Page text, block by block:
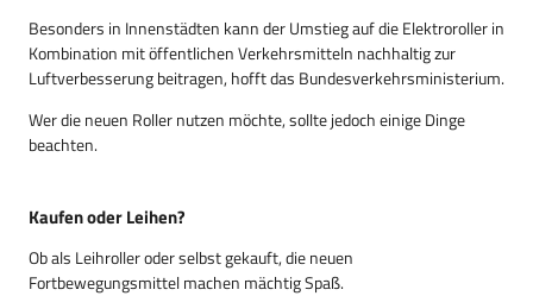
Besonders in Innenstädten kann der Umstieg auf die Elektroroller in
Kombination mit öffentlichen Verkehrsmitteln nachhaltig zur
Luftverbesserung beitragen, hofft das Bundesverkehrsministerium.
Wer die neuen Roller nutzen möchte, sollte jedoch einige Dinge
beachten.
Kaufen oder Leihen?
Ob als Leihroller oder selbst gekauft, die neuen
Fortbewegungsmittel machen mächtig Spaß.